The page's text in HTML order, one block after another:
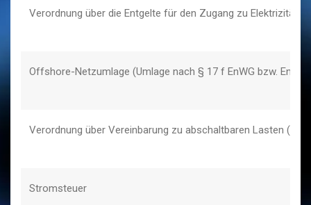
Verordnung über die Entgelte für den Zugang zu
Offshore-Netzumlage (Umlage nach § 17 f EnWG bzw. EnFG)
Verordnung über Vereinbarung zu abschaltbaren Lasten
Stromsteuer